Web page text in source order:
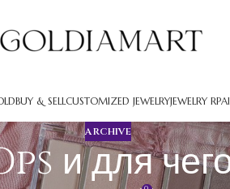
BUY & SELLCUSTOMIZED JEWELRYJEWELRY
ARCHIVE
и для